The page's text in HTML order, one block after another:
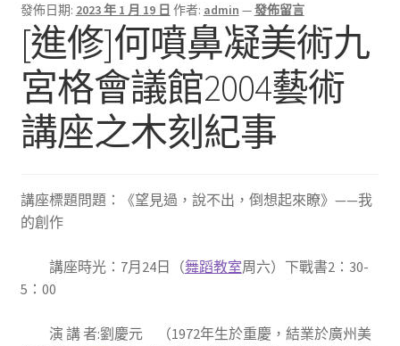
發佈日期: 2023 年 1 月 19 日 作者: admin —發佈留言
[進修]何噴鼻凝美術九
宮格會議館2004藝術
講座之木刻紀事
講座標題問題：《望見過，說不出，倒想起來瞭》——我
的創作
講座時光：7月24日（舞蹈教室周六）下戰書2：30-
5：00
演 講 者:劉慶元 （1972年生於重慶，結業於廣州美